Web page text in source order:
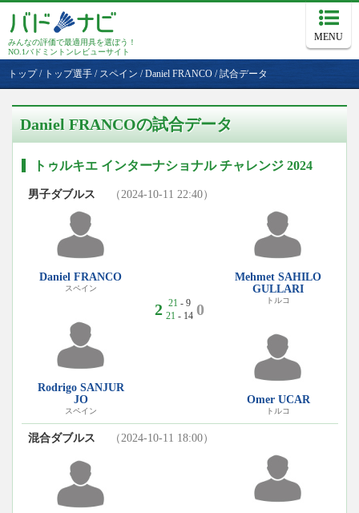
みんなの評価で最適用具を選ぼう！
NO.1バドミントンレビューサイト
MENU
トップ/ トップ選手 / スペイン /Daniel FRANCO /試合データ
Daniel FRANCOの試合データ
トゥルキエ インターナショナル チャレンジ 2024
男子ダブルス （2024-10-11 22:40）
Daniel FRANCO
スペイン
Rodrigo SANJUR
JO
スペイン
2 21 - 9
21 - 14 0
Mehmet SAHILO
GULLARI
トルコ
Omer UCAR
トルコ
混合ダブルス （2024-10-11 18:00）